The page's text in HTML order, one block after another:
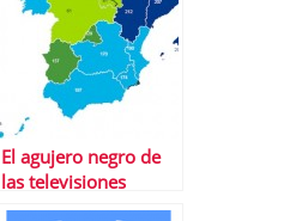
El agujero negro de
las televisiones
autonÃ³micas